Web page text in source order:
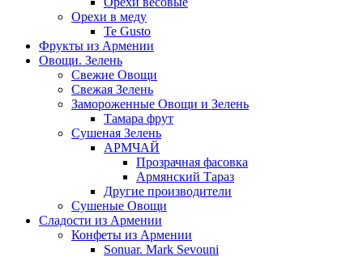
Орехи в меду
Te Gusto
Фрукты из Армении
Овощи. Зелень
Свежие Овощи
Свежая Зелень
Замороженные Овощи и Зелень
Тамара фрут
Сушеная Зелень
АРМЧАЙ
Прозрачная фасовка
Армянский Тараз
Другие производители
Сушеные Овощи
Сладости из Армении
Конфеты из Армении
Sonuar. Mark Sevouni